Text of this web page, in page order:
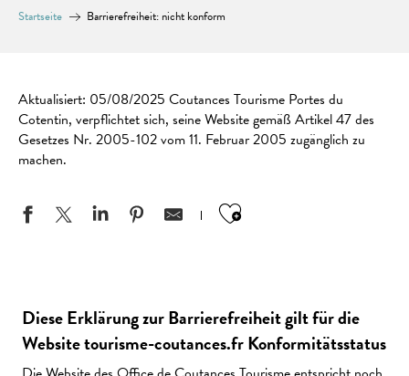
Startseite Barrierefreiheit: nicht konform
Aktualisiert: 05/08/2025 Coutances Tourisme Portes du
Cotentin, verpflichtet sich, seine Website gemäß Artikel 47 des
Gesetzes Nr. 2005-102 vom 11. Februar 2005 zugänglich zu
machen.
Ajouter aux
Diese Erklärung zur Barrierefreiheit gilt für die
Website tourisme-coutances.fr Konformitätsstatus